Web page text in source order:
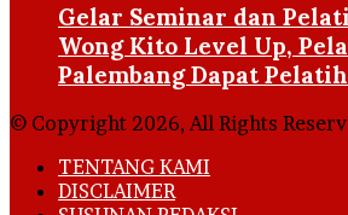
Gelar Seminar dan
Wong Kito Level Up,
Palembang Dapat
© Copyright 2026, All Rights
TENTANG KAMI
DISCLAIMER